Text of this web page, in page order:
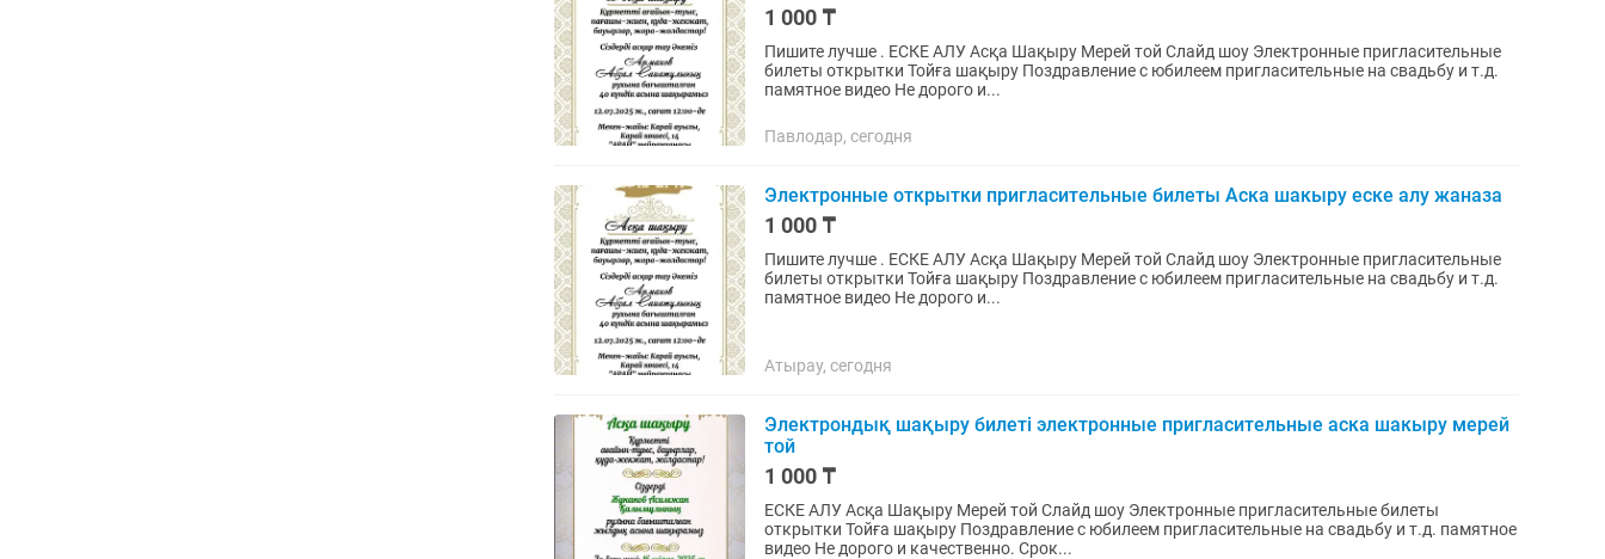
1 000 ₸
Пишите лучше . ЕСКЕ АЛУ Асқа Шақыру Мерей той Слайд шоу Электронные пригласительные
билеты открытки Тойға шақыру Поздравление с юбилеем пригласительные на свадьбу и т.д.
памятное видео Не дорого и...
Павлодар, сегодня
Электронные открытки пригласительные билеты Аска шакыру еске алу жаназа
1 000 ₸
Пишите лучше . ЕСКЕ АЛУ Асқа Шақыру Мерей той Слайд шоу Электронные пригласительные
билеты открытки Тойға шақыру Поздравление с юбилеем пригласительные на свадьбу и т.д.
памятное видео Не дорого и...
Атырау, сегодня
Электрондық шақыру билеті электронные пригласительные аска шакыру мерей
той
1 000 ₸
ЕСКЕ АЛУ Асқа Шақыру Мерей той Слайд шоу Электронные пригласительные билеты
открытки Тойға шақыру Поздравление с юбилеем пригласительные на свадьбу и т.д. памятное
видео Не дорого и качественно. Срок...